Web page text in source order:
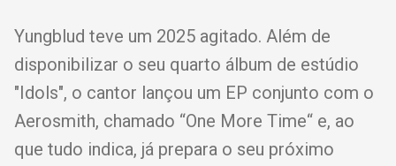
Yungblud teve um 2025 agitado. Além de
disponibilizar o seu quarto álbum de estúdio
"Idols", o cantor lançou um EP conjunto com o
Aerosmith, chamado “One More Time“ e, ao
que tudo indica, já prepara o seu próximo